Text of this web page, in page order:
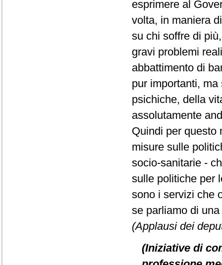
esprimere al
volta, in maniera
su chi soffre di
gravi problemi
abbattimento di
pur importanti,
psichiche, della
assolutamente
Quindi per questo
misure sulle
socio-sanitarie -
sulle politiche per
sono i servizi che
se parliamo di
(Applausi dei
(Iniziative di